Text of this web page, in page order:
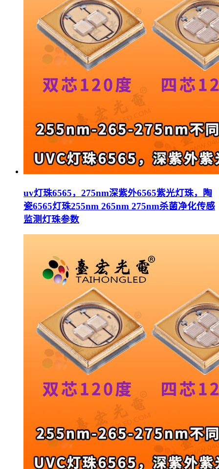
uv灯珠6565，275nm深紫外6565紫光灯珠，陶
瓷6565灯珠255nm 265nm 275nm杀菌净化传感
监测灯珠参数